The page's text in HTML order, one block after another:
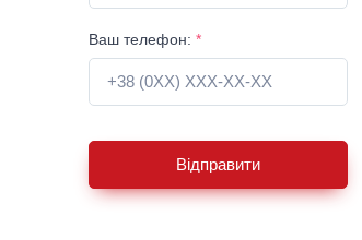
Ваш телефон: *
Відправити